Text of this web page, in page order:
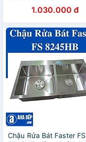
1.030.000 đ
Chậu Rửa Bát Faster FS